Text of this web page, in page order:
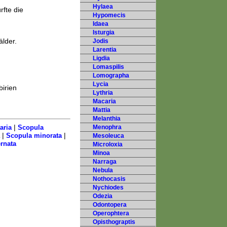
die
| Scopula
| Scopula minorata|
Hylaea
Hypomecis
Idaea
Isturgia
Jodis
Larentia
Ligdia
Lomaspilis
Lomographa
Lycia
Lythria
Macaria
Mattia
Melanthia
Menophra
Mesoleuca
Microloxia
Minoa
Narraga
Nebula
Nothocasis
Nychiodes
Odezia
Odontopera
Operophtera
Opisthograptis